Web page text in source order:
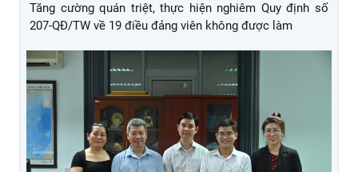
Tăng cường quán triệt, thực hiện nghiêm Quy định số
207-QĐ/TW về 19 điều đảng viên không được làm